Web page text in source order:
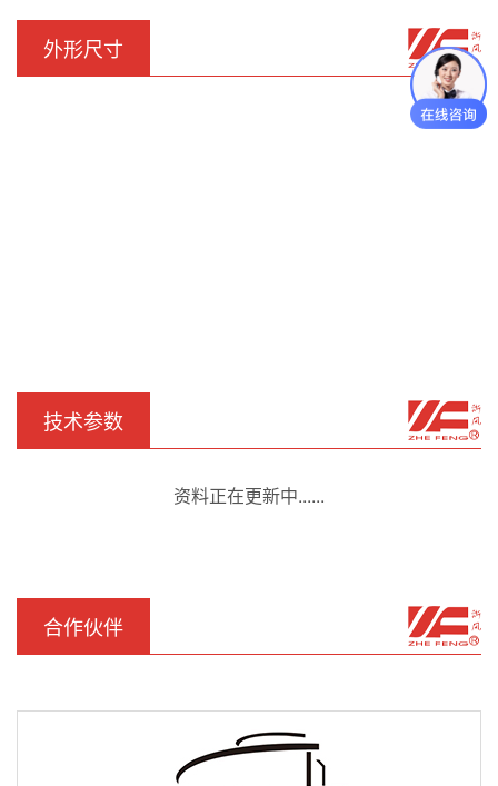
外形尺寸
技术参数
资料正在更新中......
合作伙伴